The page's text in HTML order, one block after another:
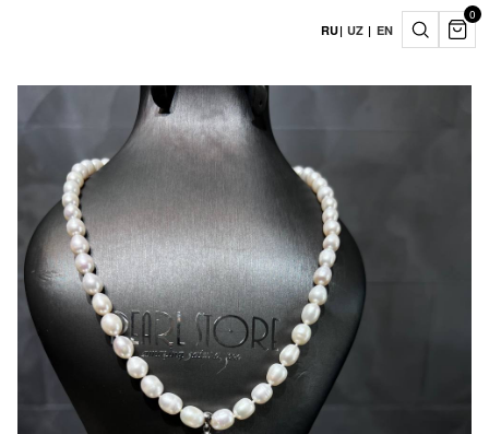
RU| UZ | EN
0